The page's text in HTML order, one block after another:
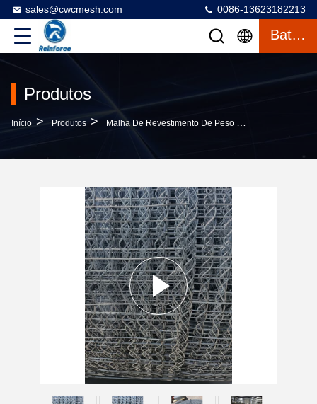
sales@cwcmesh.com 0086-13623182213
Bate-Papo
Produtos
Início > Produtos > Malha De Revestimento De Peso De Concreto